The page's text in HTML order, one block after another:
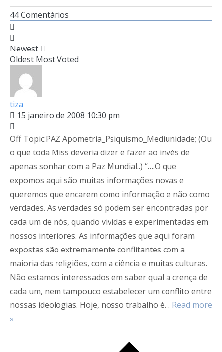
44Comentários
Newest
Oldest Most Voted
tiza
15 janeiro de 2008 10:30 pm
Off Topic:PAZ Apometria_Psiquismo_Mediunidade; (Ou
o que toda Miss deveria dizer e fazer ao invés de
apenas sonhar com a Paz Mundial..) “….O que
expomos aqui são muitas informações novas e
queremos que encarem como informação e não como
verdades. As verdades só podem ser encontradas por
cada um de nós, quando vividas e experimentadas em
nossos interiores. As informações que aqui foram
expostas são extremamente conflitantes com a
maioria das religiões, com a ciência e muitas culturas.
Não estamos interessados em saber qual a crença de
cada um, nem tampouco estabelecer um conflito entre
nossas ideologias. Hoje, nosso trabalho é… Read more
»